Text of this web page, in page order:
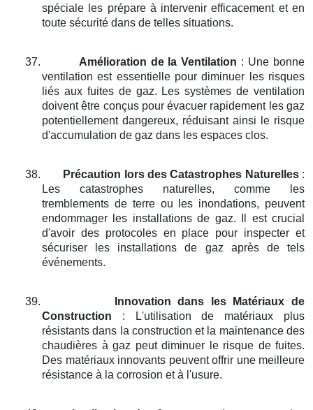
spéciale les prépare à intervenir efficacement et en
toute sécurité dans de telles situations.
37. Amélioration de la Ventilation : Une bonne
ventilation est essentielle pour diminuer les risques
liés aux fuites de gaz. Les systèmes de ventilation
doivent être conçus pour évacuer rapidement les gaz
potentiellement dangereux, réduisant ainsi le risque
d'accumulation de gaz dans les espaces clos.
38. Précaution lors des Catastrophes Naturelles:
Les catastrophes naturelles, comme les
tremblements de terre ou les inondations, peuvent
endommager les installations de gaz. Il est crucial
d'avoir des protocoles en place pour inspecter et
sécuriser les installations de gaz après de tels
événements.
39.
Innovation dans les Matériaux de
Construction : L'utilisation de matériaux plus
résistants dans la construction et la maintenance des
chaudières à gaz peut diminuer le risque de fuites.
Des matériaux innovants peuvent offrir une meilleure
résistance à la corrosion et à l'usure.